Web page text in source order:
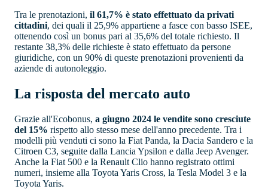
Tra le prenotazioni, il 61,7% è stato effettuato da privati
cittadini, dei quali il 25,9% appartiene a fasce con basso ISEE,
ottenendo così un bonus pari al 35,6% del totale richiesto. Il
restante 38,3% delle richieste è stato effettuato da persone
giuridiche, con un 90% di queste prenotazioni provenienti da
aziende di autonoleggio.
La risposta del mercato auto
Grazie all'Ecobonus, a giugno 2024 le vendite sono cresciute
del 15% rispetto allo stesso mese dell'anno precedente. Tra i
modelli più venduti ci sono la Fiat Panda, la Dacia Sandero e la
Citroen C3, seguite dalla Lancia Ypsilon e dalla Jeep Avenger.
Anche la Fiat 500 e la Renault Clio hanno registrato ottimi
numeri, insieme alla Toyota Yaris Cross, la Tesla Model 3 e la
Toyota Yaris.